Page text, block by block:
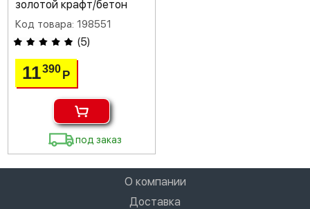
золотой крафт/бетон
Код товара: 198551
(5)
11390Р
под заказ
О компании
Доставка